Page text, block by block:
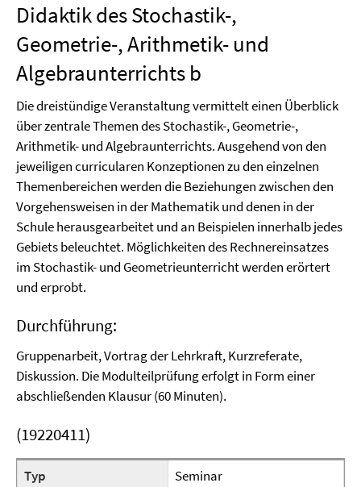
Didaktik des Stochastik-,
Geometrie-, Arithmetik- und
Algebraunterrichts b
Die dreistündige Veranstaltung vermittelt einen Überblick
über zentrale Themen des Stochastik-, Geometrie-,
Arithmetik- und Algebraunterrichts. Ausgehend von den
jeweiligen curricularen Konzeptionen zu den einzelnen
Themenbereichen werden die Beziehungen zwischen den
Vorgehensweisen in der Mathematik und denen in der
Schule herausgearbeitet und an Beispielen innerhalb jedes
Gebiets beleuchtet. Möglichkeiten des Rechnereinsatzes
im Stochastik- und Geometrieunterricht werden erörtert
und erprobt.
Durchführung:
Gruppenarbeit, Vortrag der Lehrkraft, Kurzreferate,
Diskussion. Die Modulteilprüfung erfolgt in Form einer
abschließenden Klausur (60 Minuten).
(19220411)
Typ
Seminar